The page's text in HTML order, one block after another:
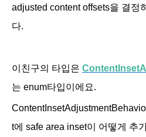
adjusted content offsets을 결정
다.
이친구의 타입은
는 enum타입이에요.
t에 safe area inset이 어떻게 추